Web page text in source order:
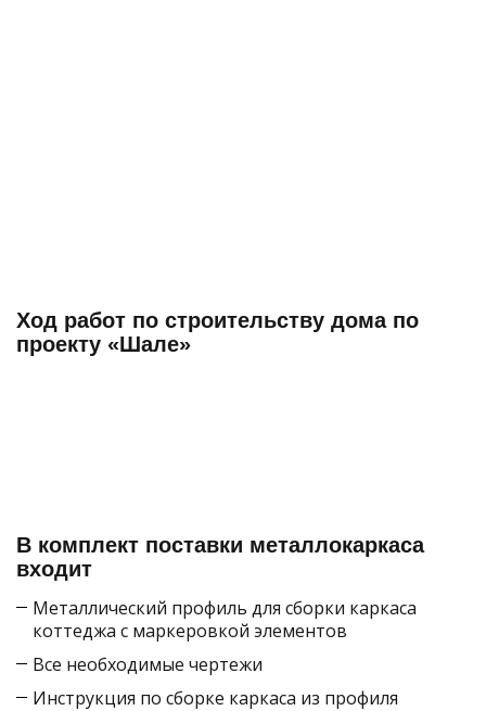
Ход работ по строительству дома по
проекту «Шале»
В комплект поставки металлокаркаса
входит
Металлический профиль для сборки каркаса
коттеджа с маркеровкой элементов
Все необходимые чертежи
Инструкция по сборке каркаса из профиля